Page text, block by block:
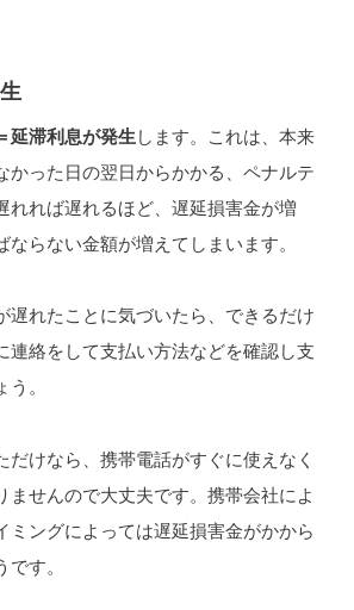
延滞利息が発生します。これは、本来
かった日の翌日からかかる、ペナルテ
れれば遅れるほど、遅延損害金が増
ならない金額が増えてしまいます。
遅れたことに気づいたら、できるだけ
連絡をして支払い方法などを確認し支
。
だけなら、携帯電話がすぐに使えなく
ませんので大丈夫です。携帯会社によ
ミングによっては遅延損害金がかから
す。